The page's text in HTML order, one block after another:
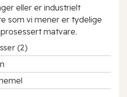
eller er industrielt
som vi mener er tydelige
matvare.
(2)